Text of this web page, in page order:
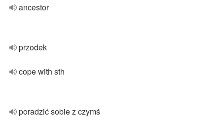
ancestor
przodek
cope with sth
poradzić sobie z czymś